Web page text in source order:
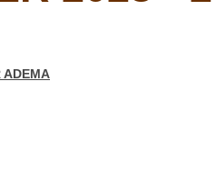
ADEMA